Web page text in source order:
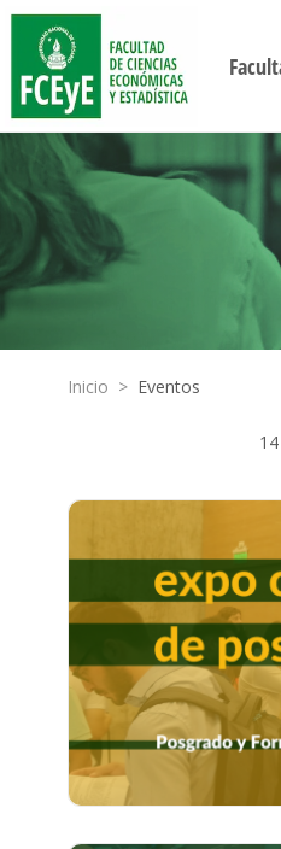
Inicio > Eventos